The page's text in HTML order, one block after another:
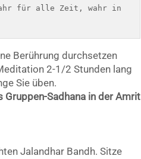
für alle Zeit, wahr in
Berührung durchsetzen
2-1/2 Stunden lang
Sie üben.
Sadhana in der Amrit
Jalandhar Bandh. Sitze